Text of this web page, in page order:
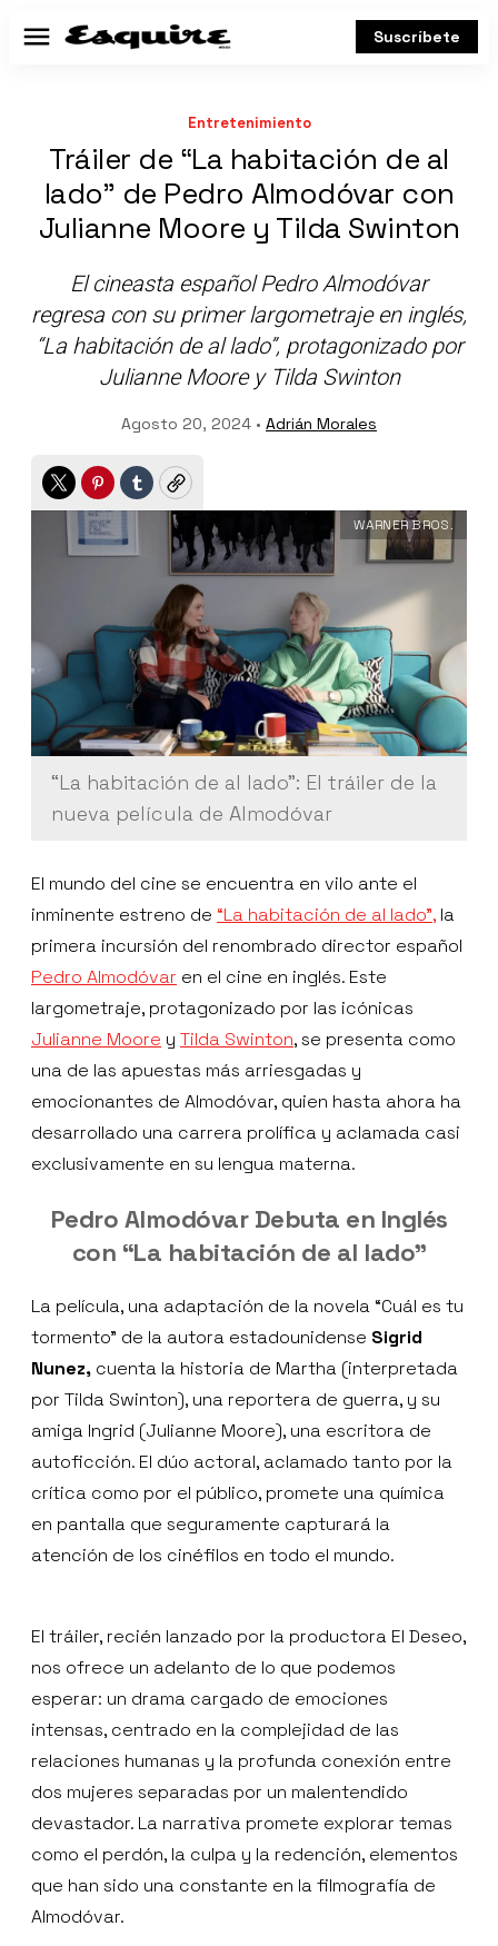
Menú Suscríbete
Entretenimiento
Tráiler de “La habitación de al
lado” de Pedro Almodóvar con
Julianne Moore y Tilda Swinton
El cineasta español Pedro Almodóvar
regresa con su primer largometraje en inglés,
“La habitación de al lado”, protagonizado por
Julianne Moore y Tilda Swinton
Agosto 20, 2024 • Adrián Morales
TwitterPinterest
TumblrCopy
“La habitación de al lado": El tráiler de la
nueva película de Almodóvar
WARNER BROS.
El mundo del cine se encuentra en vilo ante el
inminente estreno de “La habitación de al lado”, la
primera incursión del renombrado director español
Pedro Almodóvar en el cine en inglés. Este
largometraje, protagonizado por las icónicas
Julianne Moore y Tilda Swinton, se presenta como
una de las apuestas más arriesgadas y
emocionantes de Almodóvar, quien hasta ahora ha
desarrollado una carrera prolífica y aclamada casi
exclusivamente en su lengua materna.
Pedro Almodóvar Debuta en Inglés
con “La habitación de al lado”
La película, una adaptación de la novela “Cuál es tu
tormento” de la autora estadounidense Sigrid
Nunez, cuenta la historia de Martha (interpretada
por Tilda Swinton), una reportera de guerra, y su
amiga Ingrid (Julianne Moore), una escritora de
autoficción. El dúo actoral, aclamado tanto por la
crítica como por el público, promete una química
en pantalla que seguramente capturará la
atención de los cinéfilos en todo el mundo.
El tráiler, recién lanzado por la productora El Deseo,
nos ofrece un adelanto de lo que podemos
esperar: un drama cargado de emociones
intensas, centrado en la complejidad de las
relaciones humanas y la profunda conexión entre
dos mujeres separadas por un malentendido
devastador. La narrativa promete explorar temas
como el perdón, la culpa y la redención, elementos
que han sido una constante en la filmografía de
Almodóvar.